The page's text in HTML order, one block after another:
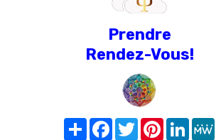
Prendre
Rendez-Vous!
Share FacebookTwitterPinterest
LinkedIn